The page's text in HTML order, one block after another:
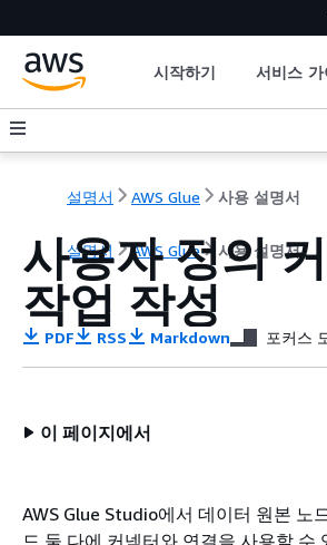
시작하기 서비스 가
설명서 AWS Glue 사용 설명서
설명서 AWS Glue 사용 설명서
사용자 정의
작업 작성
PDF RSS Markdown 포커스
이 페이지에서
AWS Glue Studio에서 데이터 원본 노
드 둘 다에 커넥터와 연결을 사용할 수